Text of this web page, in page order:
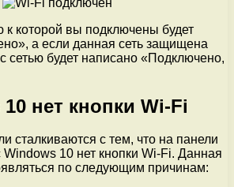
к которой вы подключены будет
а если данная сеть защищена
сетью будет написано «Подключено,
нет кнопки Wi-Fi
сталкиваются с тем, что на панели
Windows 10 нет кнопки Wi-Fi. Данная
по следующим причинам: